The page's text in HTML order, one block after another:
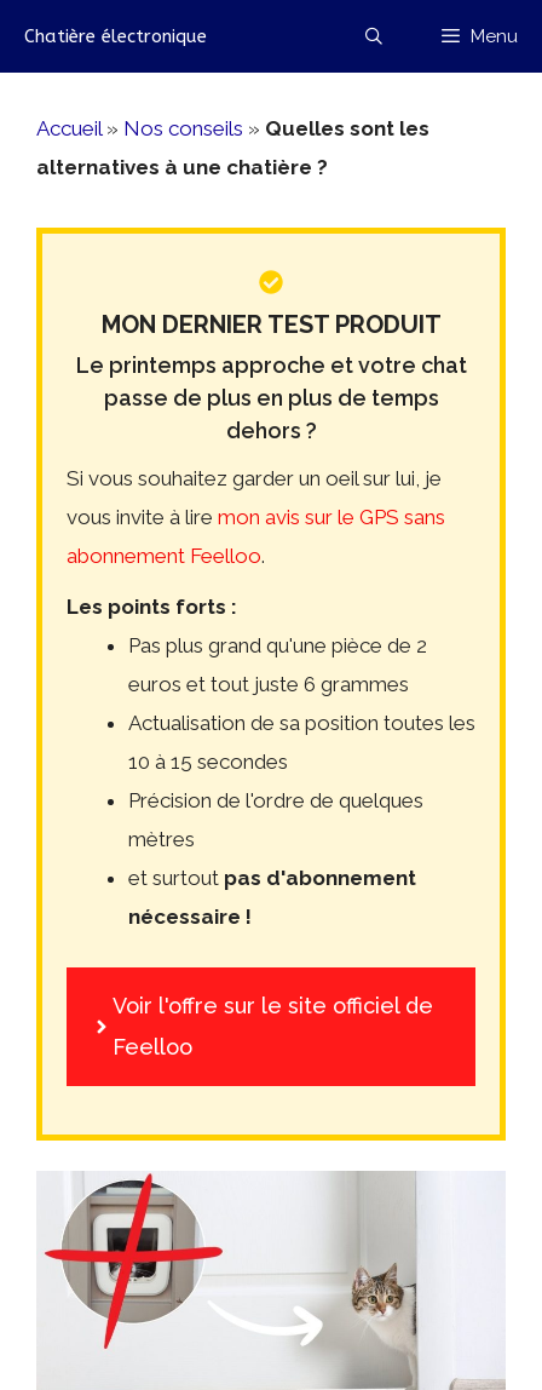
Chatière électronique Menu
Accueil» Nos conseils » Quelles sont les
alternatives à une chatière ?
MON DERNIER TEST PRODUIT
Le printemps approche et votre chat
passe de plus en plus de temps
dehors ?
Si vous souhaitez garder un oeil sur lui, je
vous invite à lire mon avis sur le GPS sans
abonnement Feelloo.
Les points forts :
Pas plus grand qu'une pièce de 2
euros et tout juste 6 grammes
Actualisation de sa position toutes les
10 à 15 secondes
Précision de l'ordre de quelques
mètres
et surtout pas d'abonnement
nécessaire !
Voir l'offre sur le site officiel de
Feelloo